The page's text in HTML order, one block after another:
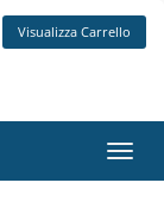
Visualizza Carrello
Attiva